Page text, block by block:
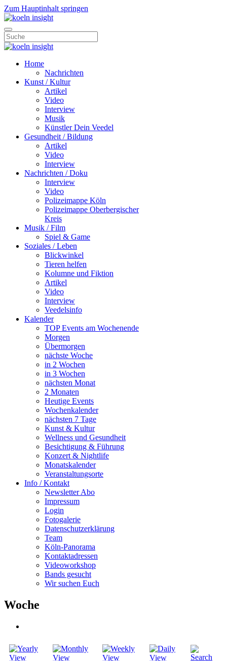
Zum Hauptinhalt springen
Home
Nachrichten
Kunst / Kultur
Artikel
Video
Interview
Musik
Künstler Dein Veedel
Gesundheit / Bildung
Artikel
Video
Interview
Nachrichten / Doku
Interview
Video
Polizeimappe Köln
Polizeimappe Oberbergischer
Kreis
Musik / Film
Spiel & Game
Soziales / Leben
Blickwinkel
Tieren helfen
Kolumne und Fiktion
Artikel
Video
Interview
Veedelsinfo
Kalender
TOP Events am Wochenende
Morgen
Übermorgen
nächste Woche
in 2 Wochen
in 3 Wochen
nächsten Monat
2 Monaten
Heutige Events
Wochenkalender
nächsten 7 Tage
Kunst & Kultur
Wellness und Gesundheit
Besichtigung & Führung
Konzert & Nightlife
Monatskalender
Veranstaltungsorte
Info / Kontakt
Newsletter Abo
Impressum
Login
Fotogalerie
Datenschutzerklärung
Team
Köln-Panorama
Kontaktadressen
Videoworkshop
Bands gesucht
Wir suchen Euch
Woche